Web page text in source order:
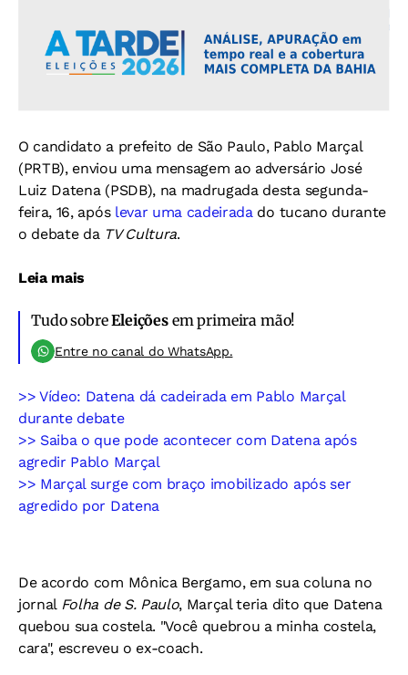
O candidato a prefeito de São Paulo, Pablo Marçal
(PRTB), enviou uma mensagem ao adversário José
Luiz Datena (PSDB), na madrugada desta segunda-
feira, 16, após levar uma cadeiradado tucano durante
o debate da TV Cultura.
Leia mais
Tudo sobreEleiçõesem primeira mão!
Entre no canal do WhatsApp.
>> Vídeo: Datena dá cadeirada em Pablo Marçal
durante debate
>> Saiba o que pode acontecer com Datena após
agredir Pablo Marçal
>> Marçal surge com braço imobilizado após ser
agredido por Datena
De acordo com Mônica Bergamo, em sua coluna no
jornal Folha de S. Paulo, Marçal teria dito que Datena
quebou sua costela. "Você quebrou a minha costela,
cara", escreveu o ex-coach.